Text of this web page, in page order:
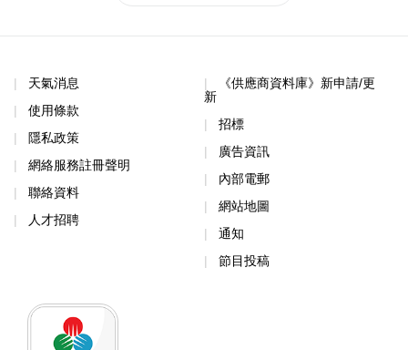
天氣消息
使用條款
隱私政策
網絡服務註冊聲明
聯絡資料
人才招聘
《供應商資料庫》新申請/更
新
招標
廣告資訊
內部電郵
網站地圖
通知
節目投稿